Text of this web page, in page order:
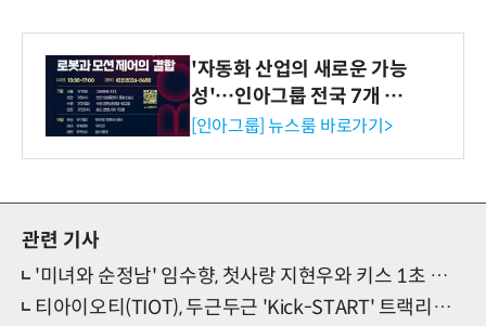
'자동화 산업의 새로운 가능
성'…인아그룹 전국 7개 도
시 세미나 페어 개최
[인아그룹] 뉴스룸 바로가기>
관련 기사
'미녀와 순정남' 임수향, 첫사랑 지현우와 키스 1초 전 눈맞춤
티아이오티(TIOT), 두근두근 'Kick-START' 트랙리스트 오픈